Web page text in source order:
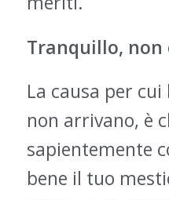
Tranquillo, non
La causa per
non arrivano, è
sapientemente
bene il tuo